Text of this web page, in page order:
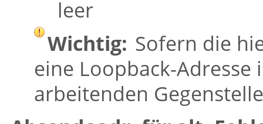
leer
Wichtig: Sofern die
eine Loopback-
arbeitenden